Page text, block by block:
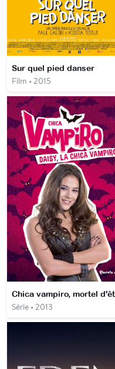
Sur quel pied danser
Film • 2015
Série • 2013